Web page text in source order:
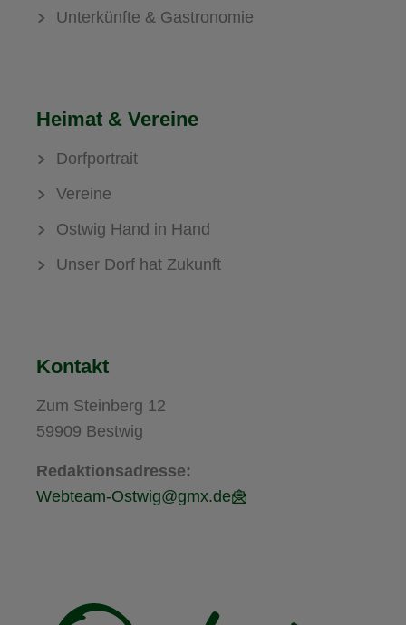
Unterkünfte & Gastronomie
Heimat & Vereine
Dorfportrait
Vereine
Ostwig Hand in Hand
Unser Dorf hat Zukunft
Kontakt
Zum Steinberg 12
59909 Bestwig
Redaktionsadresse:
Webteam-Ostwig@gmx.de